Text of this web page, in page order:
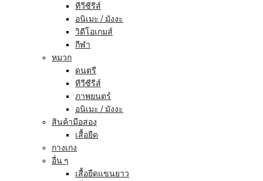
ทีวีซีรีส์
อนิเมะ / มังงะ
วิดีโอเกมส์
กีฬา
หมวก
ดนตรี
ทีวีซีรีส์
ภาพยนตร์
อนิเมะ / มังงะ
สินค้ามือสอง
เสื้อยืด
กางเกง
อื่น ๆ
เสื้อยืดแขนยาว